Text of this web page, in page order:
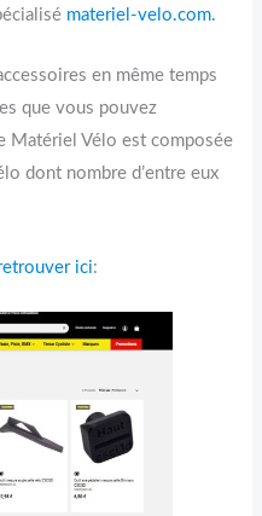
materiel-velo.com.
en même temps
que vous pouvez
Matériel Vélo est composée
dont nombre d’entre eux
ici: